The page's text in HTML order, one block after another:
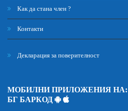
Как да стана член ?
Контакти
Декларация за поверителност
МОБИЛНИ ПРИЛОЖЕНИЯ НА:
БГ БАРКОД